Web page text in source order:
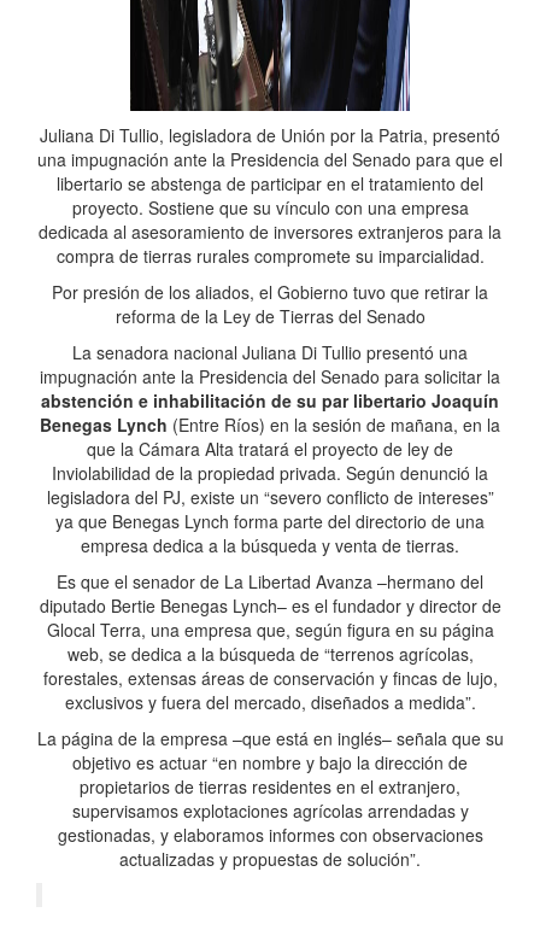
Juliana Di Tullio, legisladora de Unión por la Patria, presentó
una impugnación ante la Presidencia del Senado para que el
libertario se abstenga de participar en el tratamiento del
proyecto. Sostiene que su vínculo con una empresa
dedicada al asesoramiento de inversores extranjeros para la
compra de tierras rurales compromete su imparcialidad.
Por presión de los aliados, el Gobierno tuvo que retirar la
reforma de la Ley de Tierras del Senado
La senadora nacional Juliana Di Tullio presentó una
impugnación ante la Presidencia del Senado para solicitar la
abstención e inhabilitación de su par libertario Joaquín
Benegas Lynch (Entre Ríos) en la sesión de mañana, en la
que la Cámara Alta tratará el proyecto de ley de
Inviolabilidad de la propiedad privada. Según denunció la
legisladora del PJ, existe un “severo conflicto de intereses”
ya que Benegas Lynch forma parte del directorio de una
empresa dedica a la búsqueda y venta de tierras.
Es que el senador de La Libertad Avanza –hermano del
diputado Bertie Benegas Lynch– es el fundador y director de
Glocal Terra, una empresa que, según figura en su página
web, se dedica a la búsqueda de “terrenos agrícolas,
forestales, extensas áreas de conservación y fincas de lujo,
exclusivos y fuera del mercado, diseñados a medida”.
La página de la empresa –que está en inglés– señala que su
objetivo es actuar “en nombre y bajo la dirección de
propietarios de tierras residentes en el extranjero,
supervisamos explotaciones agrícolas arrendadas y
gestionadas, y elaboramos informes con observaciones
actualizadas y propuestas de solución”.